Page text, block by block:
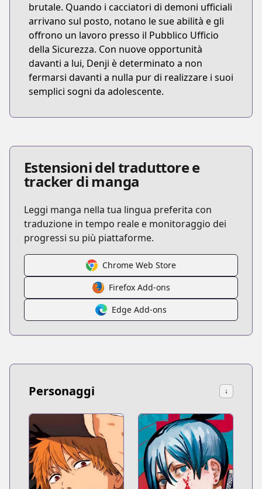
brutale. Quando i cacciatori di demoni ufficiali
arrivano sul posto, notano le sue abilità e gli
offrono un lavoro presso il Pubblico Ufficio
della Sicurezza. Con nuove opportunità
davanti a lui, Denji è determinato a non
fermarsi davanti a nulla pur di realizzare i suoi
semplici sogni da adolescente.
Estensioni del traduttore e
tracker di manga
Leggi manga nella tua lingua preferita con
traduzione in tempo reale e monitoraggio dei
progressi su più piattaforme.
Chrome Web Store
Firefox Add-ons
Edge Add-ons
Personaggi ↓